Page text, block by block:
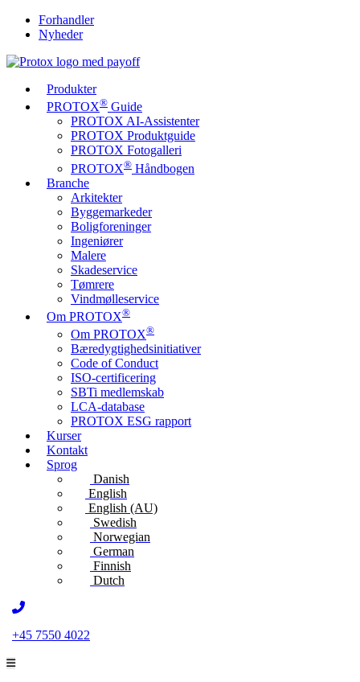
Forhandler
Nyheder
Produkter
PROTOX® Guide
PROTOX AI-Assistenter
PROTOX Produktguide
PROTOX Fotogalleri
PROTOX® Håndbogen
Branche
Arkitekter
Byggemarkeder
Boligforeninger
Ingeniører
Malere
Skadeservice
Tømrere
Vindmølleservice
Om PROTOX®
Om PROTOX®
Bæredygtigheds­initiativer
Code of Conduct
ISO-certificering
SBTi medlemskab
LCA-database
PROTOX ESG rapport
Kurser
Kontakt
Sprog
Danish
English
English (AU)
Swedish
Norwegian
German
Finnish
Dutch
+45 7550 4022